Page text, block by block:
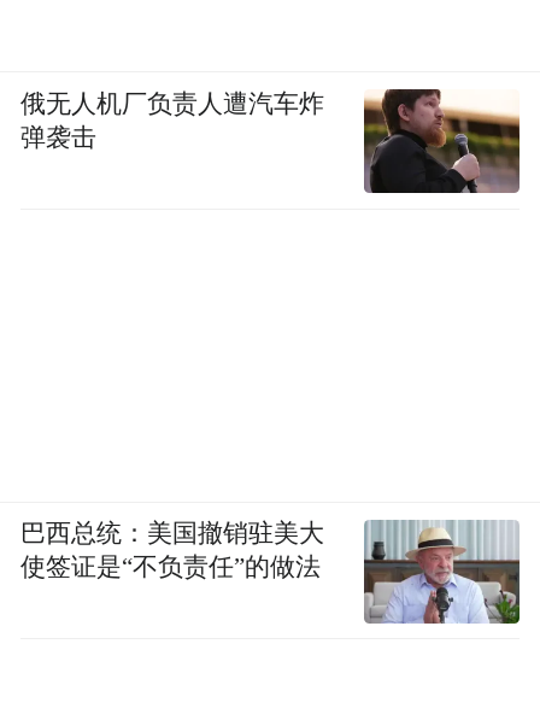
俄无人机厂负责人遭汽车炸
弹袭击
巴西总统：美国撤销驻美大
使签证是“不负责任”的做法